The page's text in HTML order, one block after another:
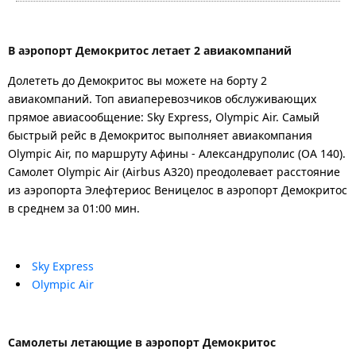
В аэропорт Демокритос летает 2 авиакомпаний
Долететь до Демокритос вы можете на борту 2
авиакомпаний. Топ авиаперевозчиков обслуживающих
прямое авиасообщение: Sky Express, Olympic Air. Самый
быстрый рейс в Демокритос выполняет авиакомпания
Olympic Air, по маршруту Афины - Александруполис (OA 140).
Самолет Olympic Air (Airbus A320) преодолевает расстояние
из аэропорта Элефтериос Веницелос в аэропорт Демокритос
в среднем за 01:00 мин.
Sky Express
Olympic Air
Самолеты летающие в аэропорт Демокритос